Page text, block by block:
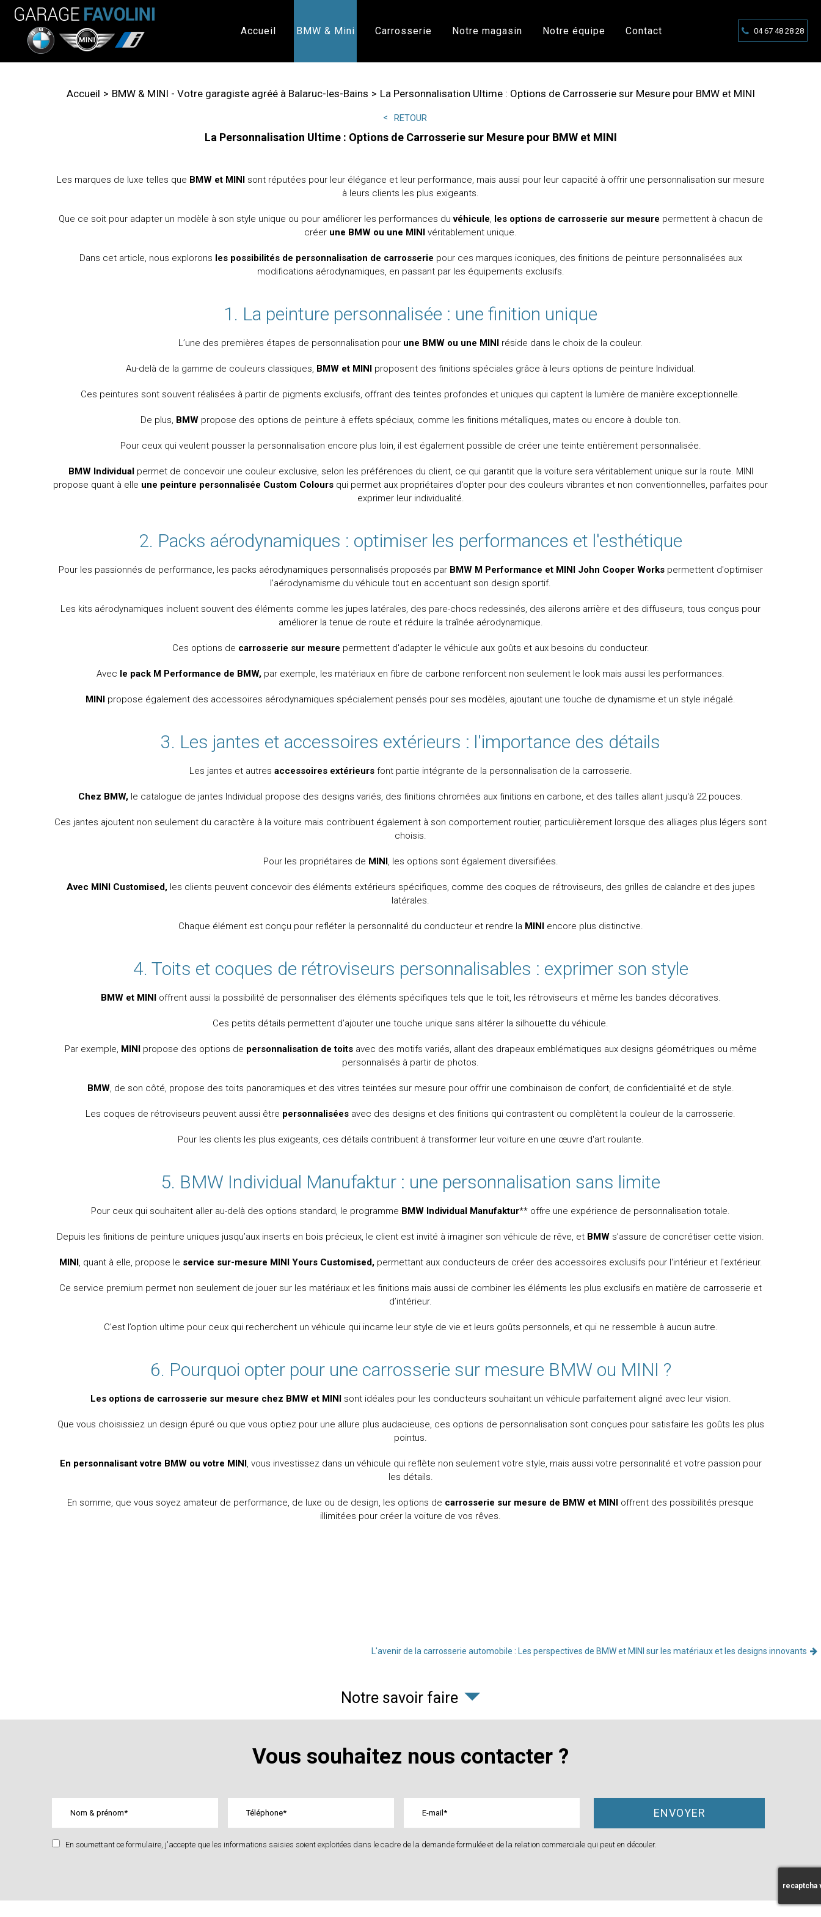
recaptcha
Accueil BMW & Mini Carrosserie Notre magasin Notre équipe Contact 04 67 48 28 28
Accueil BMW & MINI - Votre garagiste agréé à Balaruc-les-Bains La Personnalisation Ultime : Options de Carrosserie sur Mesure pour BMW et MINI
RETOUR
La Personnalisation Ultime : Options de Carrosserie sur Mesure pour BMW et MINI
Les marques de luxe telles que BMW et MINIsont réputées pour leur élégance et leur performance, mais aussi pour leur capacité à offrir une personnalisation sur mesure
à leurs clients les plus exigeants.
Que ce soit pour adapter un modèle à son style unique ou pour améliorer les performances du véhicule, les options de carrosserie sur mesure permettent à chacun de
créer une BMW ou une MINI véritablement unique.
Dans cet article, nous explorons les possibilités de personnalisation de carrosserie pour ces marques iconiques, des finitions de peinture personnalisées aux
modifications aérodynamiques, en passant par les équipements exclusifs.
1. La peinture personnalisée : une finition unique
L’une des premières étapes de personnalisation pour une BMW ou une MINI réside dans le choix de la couleur.
Au-delà de la gamme de couleurs classiques, BMW et MINIproposent des finitions spéciales grâce à leurs options de peinture Individual.
Ces peintures sont souvent réalisées à partir de pigments exclusifs, offrant des teintes profondes et uniques qui captent la lumière de manière exceptionnelle.
De plus, BMWpropose des options de peinture à effets spéciaux, comme les finitions métalliques, mates ou encore à double ton.
Pour ceux qui veulent pousser la personnalisation encore plus loin, il est également possible de créer une teinte entièrement personnalisée.
BMW Individualpermet de concevoir une couleur exclusive, selon les préférences du client, ce qui garantit que la voiture sera véritablement unique sur la route. MINI
propose quant à elle une peinture personnalisée Custom Colours qui permet aux propriétaires d'opter pour des couleurs vibrantes et non conventionnelles, parfaites pour
exprimer leur individualité.
2. Packs aérodynamiques : optimiser les performances et l'esthétique
Pour les passionnés de performance, les packs aérodynamiques personnalisés proposés par BMW M Performance et MINI John Cooper Workspermettent d'optimiser
l'aérodynamisme du véhicule tout en accentuant son design sportif.
Les kits aérodynamiques incluent souvent des éléments comme les jupes latérales, des pare-chocs redessinés, des ailerons arrière et des diffuseurs, tous conçus pour
améliorer la tenue de route et réduire la traînée aérodynamique.
Ces options de carrosserie sur mesure permettent d'adapter le véhicule aux goûts et aux besoins du conducteur.
Avec le pack M Performance de BMW, par exemple, les matériaux en fibre de carbone renforcent non seulement le look mais aussi les performances.
MINI propose également des accessoires aérodynamiques spécialement pensés pour ses modèles, ajoutant une touche de dynamisme et un style inégalé.
3. Les jantes et accessoires extérieurs : l'importance des détails
Les jantes et autres accessoires extérieursfont partie intégrante de la personnalisation de la carrosserie.
Chez BMW, le catalogue de jantes Individual propose des designs variés, des finitions chromées aux finitions en carbone, et des tailles allant jusqu'à 22 pouces.
Ces jantes ajoutent non seulement du caractère à la voiture mais contribuent également à son comportement routier, particulièrement lorsque des alliages plus légers sont
choisis.
Pour les propriétaires de MINI, les options sont également diversifiées.
Avec MINI Customised,les clients peuvent concevoir des éléments extérieurs spécifiques, comme des coques de rétroviseurs, des grilles de calandre et des jupes
latérales.
Chaque élément est conçu pour refléter la personnalité du conducteur et rendre la MINIencore plus distinctive.
4. Toits et coques de rétroviseurs personnalisables : exprimer son style
BMW et MINIoffrent aussi la possibilité de personnaliser des éléments spécifiques tels que le toit, les rétroviseurs et même les bandes décoratives.
Ces petits détails permettent d’ajouter une touche unique sans altérer la silhouette du véhicule.
Par exemple, MINIpropose des options de personnalisation de toitsavec des motifs variés, allant des drapeaux emblématiques aux designs géométriques ou même
personnalisés à partir de photos.
BMW, de son côté, propose des toits panoramiques et des vitres teintées sur mesure pour offrir une combinaison de confort, de confidentialité et de style.
Les coques de rétroviseurs peuvent aussi être personnalisées avec des designs et des finitions qui contrastent ou complètent la couleur de la carrosserie.
Pour les clients les plus exigeants, ces détails contribuent à transformer leur voiture en une œuvre d'art roulante.
5. BMW Individual Manufaktur : une personnalisation sans limite
Pour ceux qui souhaitent aller au-delà des options standard, le programme BMW Individual Manufaktur** offre une expérience de personnalisation totale.
Depuis les finitions de peinture uniques jusqu’aux inserts en bois précieux, le client est invité à imaginer son véhicule de rêve, et BMW s’assure de concrétiser cette vision.
MINI, quant à elle, propose le service sur-mesure MINI Yours Customised,permettant aux conducteurs de créer des accessoires exclusifs pour l'intérieur et l'extérieur.
Ce service premium permet non seulement de jouer sur les matériaux et les finitions mais aussi de combiner les éléments les plus exclusifs en matière de carrosserie et
d’intérieur.
C’est l’option ultime pour ceux qui recherchent un véhicule qui incarne leur style de vie et leurs goûts personnels, et qui ne ressemble à aucun autre.
6. Pourquoi opter pour une carrosserie sur mesure BMW ou MINI ?
Les options de carrosserie sur mesure chez BMW et MINIsont idéales pour les conducteurs souhaitant un véhicule parfaitement aligné avec leur vision.
Que vous choisissiez un design épuré ou que vous optiez pour une allure plus audacieuse, ces options de personnalisation sont conçues pour satisfaire les goûts les plus
pointus.
En personnalisant votre BMW ou votre MINI, vous investissez dans un véhicule qui reflète non seulement votre style, mais aussi votre personnalité et votre passion pour
les détails.
En somme, que vous soyez amateur de performance, de luxe ou de design, les options de carrosserie sur mesure de BMW et MINI offrent des possibilités presque
illimitées pour créer la voiture de vos rêves.
L'avenir de la carrosserie automobile : Les perspectives de BMW et MINI sur les matériaux et les designs innovants
Notre savoir faire
Vous souhaitez nous contacter ?
En soumettant ce formulaire, j'accepte que les informations saisies soient exploitées dans le cadre de la demande formulée et de la relation commerciale qui peut en découler.